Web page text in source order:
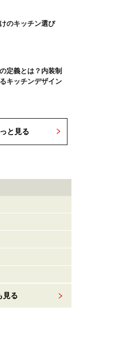
のキッチン選び
定義とは？内装制
キッチンデザイン
と見る
見る